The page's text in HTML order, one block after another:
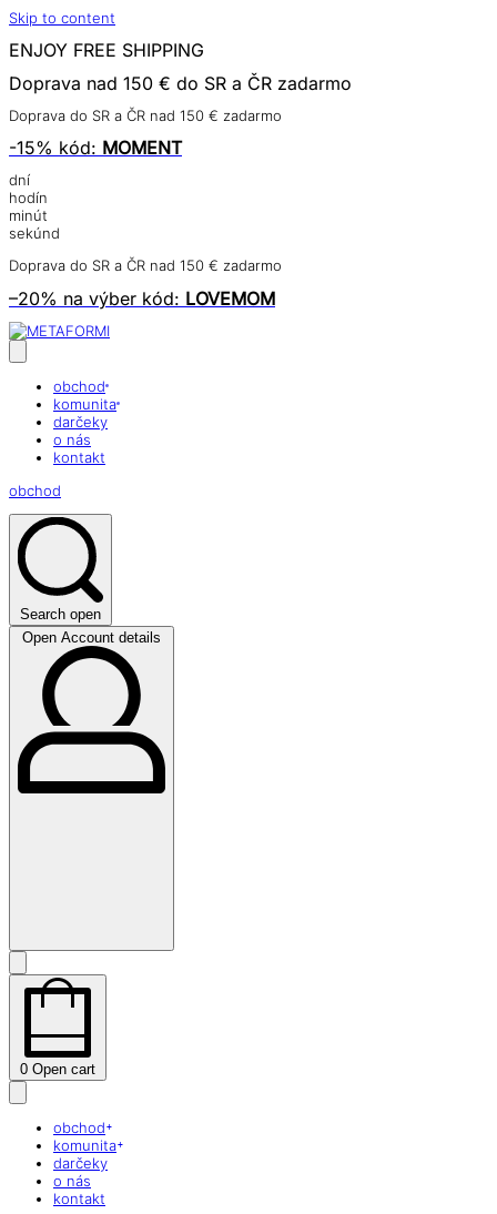
Skip to content
ENJOY FREE SHIPPING
Doprava nad 150 € do SR a ČR zadarmo
Doprava do SR a ČR nad 150 € zadarmo
-15% kód: MOMENT
dní
hodín
minút
sekúnd
Doprava do SR a ČR nad 150 € zadarmo
–20% na výber kód: LOVEMOM
obchod
komunita
darčeky
o nás
kontakt
obchod
Search open
Open Account details
0 Open cart
obchod
komunita
darčeky
o nás
kontakt